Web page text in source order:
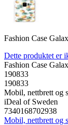
Fashion Case
Dette produktet er
Fashion Case
190833
190833
Mobil, nettbrett og
iDeal of Sweden
7340168702938
Mobil, nettbrett og